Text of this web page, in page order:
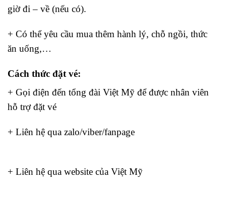
giờ đi – về (nếu có).
+ Có thể yêu cầu mua thêm hành lý, chỗ ngồi, thức
ăn uống,…
Cách thức đặt vé:
+ Gọi điện đến tổng đài Việt Mỹ để được nhân viên
hỗ trợ đặt vé
+ Liên hệ qua zalo/viber/fanpage
+ Liên hệ qua website của Việt Mỹ